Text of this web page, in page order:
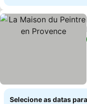
Selecione as datas